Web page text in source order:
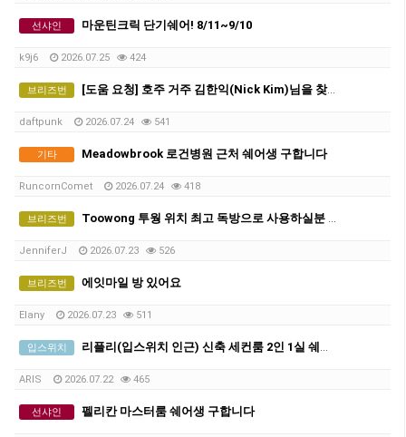
선샤인 마운틴크릭 단기쉐어! 8/11~9/10
k9j6 2026.07.25 424
브리즈번 [도움 요청] 호주 거주 김한익(Nick Kim)님을 찾고 있습니다 — 결정적 정보 제공 시 사례하겠습니다
daftpunk 2026.07.24 541
기타 Meadowbrook 로건병원 근처 쉐어생 구합니다
RuncornComet 2026.07.24 418
브리즈번 Toowong 투웡 위치 최고 독방으로 사용하실분 여성 1인 또는 2인 (즉시)
JenniferJ 2026.07.23 526
브리즈번 에잇마일 방 있어요
Elany 2026.07.23 511
입스위치 리플리(입스위치 인근) 신축 세컨룸 2인 1실 쉐어생 구인합니다!
ARIS 2026.07.22 465
선샤인 펠리칸 마스터룸 쉐어생 구합니다